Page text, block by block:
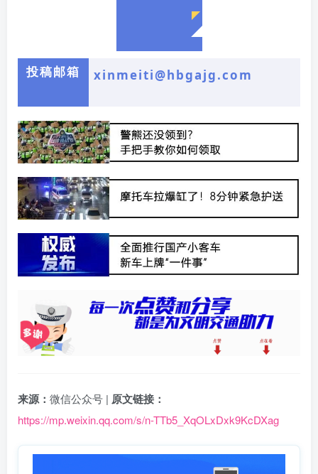
投稿邮箱 xinmeiti@hbgajg.com
来源： 微信公众号 | 原文链接：
https://mp.weixin.qq.com/s/n-TTb5_XqOLxDxk9KcDXag